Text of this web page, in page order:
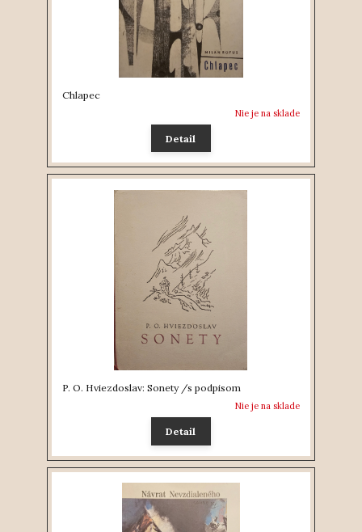
Chlapec
Nie je na sklade
Detail
P. O. Hviezdoslav: Sonety /s podpisom
Nie je na sklade
Detail